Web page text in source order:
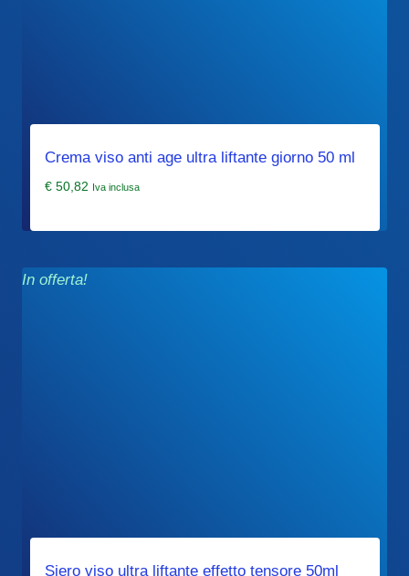
Crema viso anti age ultra liftante giorno 50 ml
€50,82 Iva inclusa
In offerta!
Siero viso ultra liftante effetto tensore 50ml